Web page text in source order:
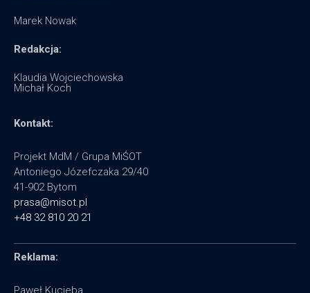
Marek Nowak
Redakcja:
Klaudia Wojciechowska
Michał Koch
Kontakt:
Projekt MdM / Grupa MiŚOT
Antoniego Józefczaka 29/40
41-902 Bytom
prasa@misot.pl
+48 32 810 20 21
Reklama:
Paweł Kucieba